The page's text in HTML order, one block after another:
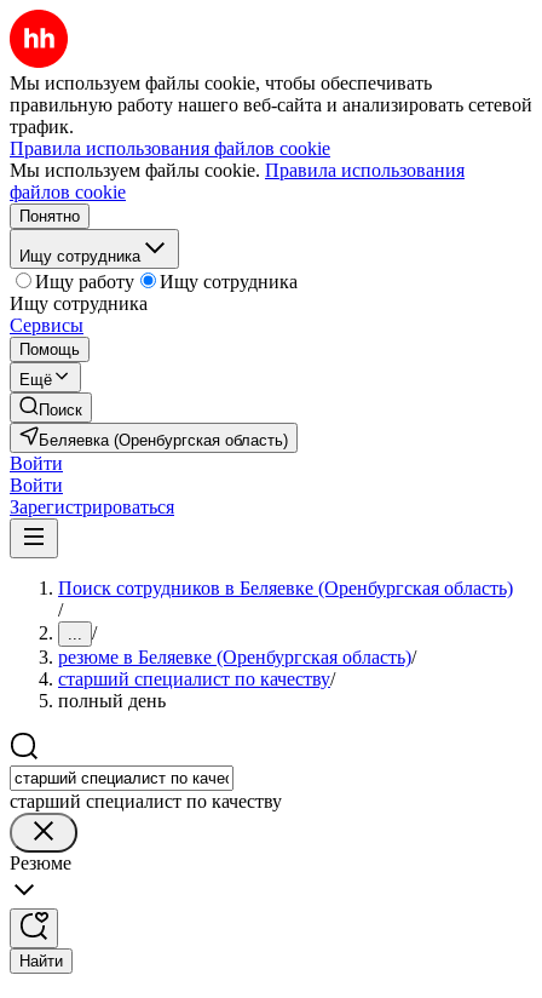
Мы используем файлы cookie, чтобы обеспечивать
правильную работу нашего веб-сайта и анализировать сетевой
трафик.
Правила использования файлов cookie
Мы используем файлы cookie. Правила использования
файлов cookie
Понятно
Ищу сотрудника
Ищу работу
Ищу сотрудника
Ищу сотрудника
Сервисы
Помощь
Ещё
Поиск
Беляевка (Оренбургская область)
Войти
Войти
Зарегистрироваться
Поиск сотрудников в Беляевке (Оренбургская область)
/
... /
резюме в Беляевке (Оренбургская область)/
старший специалист по качеству/
полный день
старший специалист по качеству
Резюме
Найти